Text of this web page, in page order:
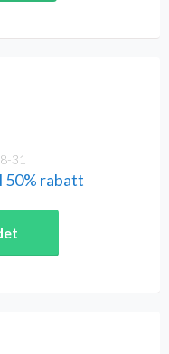
31
50% rabatt